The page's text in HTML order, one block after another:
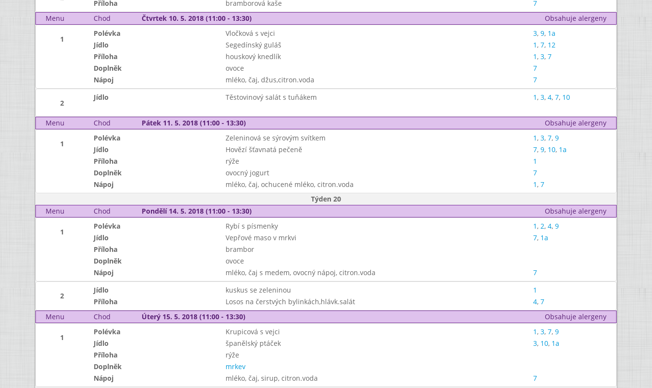
Příloha
bramborová kaše
7
Menu
Chod Čtvrtek 10. 5. 2018 (11:00 - 13:30) Obsahuje alergeny
1
Polévka Vločková s vejci 3, 9, 1a
Jídlo
Segedínský guláš 1, 7, 12
Příloha
houskový knedlík 1, 3, 7
Doplněk
ovoce
7
Nápoj
mléko, čaj, džus,citron.voda 7
2
Jídlo Těstovinový salát s tuňákem 1, 3, 4, 7, 10
Menu Chod Pátek 11. 5. 2018 (11:00 - 13:30) Obsahuje alergeny
1
Polévka Zeleninová se sýrovým svítkem 1, 3, 7, 9
Jídlo
Hovězí šťavnatá pečeně 7, 9, 10, 1a
Příloha
rýže
1
Doplněk
ovocný jogurt
7
Nápoj
mléko, čaj, ochucené mléko, citron.voda 1, 7
Týden 20
Menu
Chod Pondělí 14. 5. 2018 (11:00 - 13:30) Obsahuje alergeny
1
Polévka Rybí s písmenky 1, 2, 4, 9
Jídlo
Vepřové maso v mrkvi 7, 1a
Příloha
brambor
Doplněk
ovoce
Nápoj
mléko, čaj s medem, ovocný nápoj, citron.voda 7
2
Jídlo kuskus se zeleninou
1
Příloha
Losos na čerstvých bylinkách,hlávk.salát 4, 7
Menu
Chod Úterý 15. 5. 2018 (11:00 - 13:30) Obsahuje alergeny
1
Polévka Krupicová s vejci 1, 3, 7, 9
Jídlo
španělský ptáček 3, 10, 1a
Příloha
rýže
Doplněk
mrkev
Nápoj
mléko, čaj, sirup, citron.voda 7